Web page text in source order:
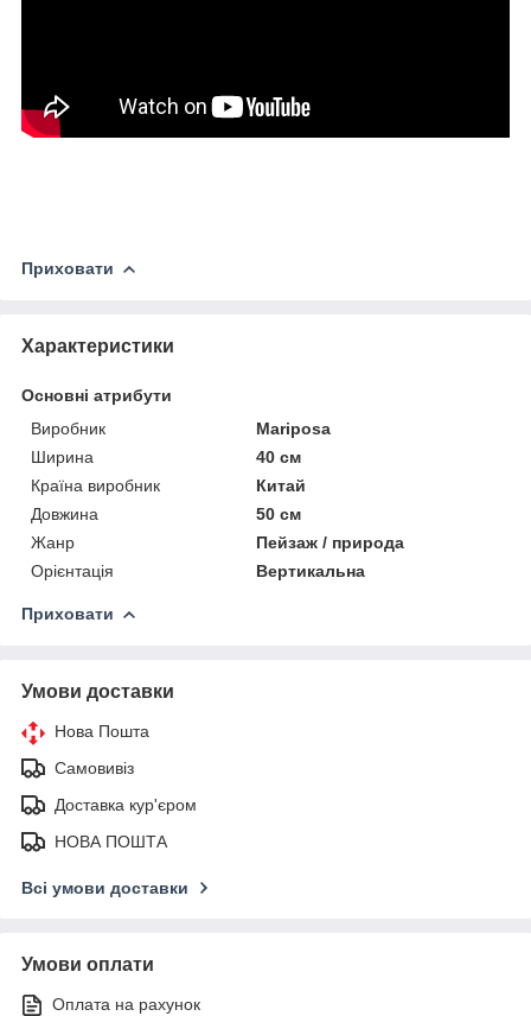
Приховати
Характеристики
Основні атрибути
Виробник
Mariposa
Ширина
40 см
Країна виробник
Китай
Довжина
50 см
Жанр
Пейзаж / природа
Орієнтація
Вертикальна
Приховати
Умови доставки
Нова Пошта
Самовивіз
Доставка кур'єром
НОВА ПОШТА
Всі умови доставки
Умови оплати
Оплата на рахунок